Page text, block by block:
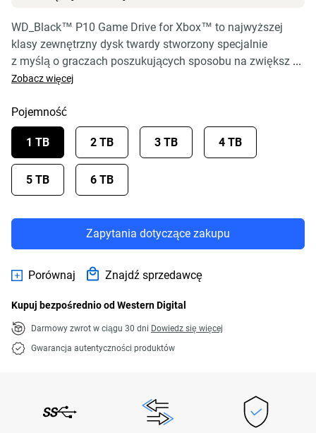
WD_Black™ P10 Game Drive for Xbox™ to najwyższej
klasy zewnętrzny dysk twardy stworzony specjalnie
z myślą o graczach poszukujących sposobu na zwiększ ...
Zobacz więcej
Pojemność
1 TB 2 TB 3 TB 4 TB
5 TB 6 TB
Zapytania dotyczące zakupu
Porównaj Znajdź sprzedawcę
Kupuj bezpośrednio od Western Digital
Darmowy zwrot w ciągu 30 dni Dowiedz się więcej
Gwarancja autentyczności produktów